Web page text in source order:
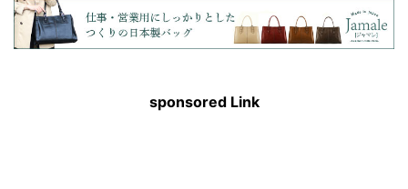
sponsored Link